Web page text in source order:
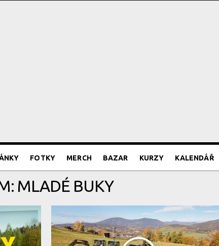
FOTKY MERCH BAZAR KURZY KALENDÁŘ
MLADÉ BUKY